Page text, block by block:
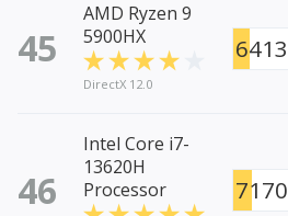
45
AMD Ryzen 9
5900HX
DirectX 12.0
6413
46
Intel Core i7-
13620H
Processor
7170